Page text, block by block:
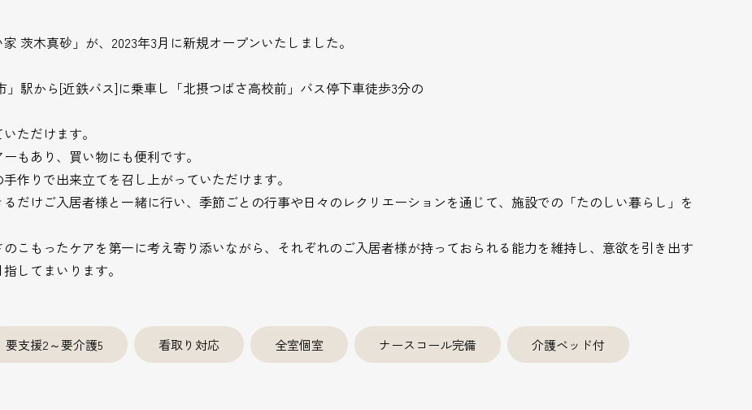
茨木真砂」が、2023年3月に新規オープンいたしました。
」駅から[近鉄バス]に乗車し「北摂つばさ高校前」バス停下車徒歩3分の
ただけます。
もあり、買い物にも便利です。
作りで出来立てを召し上がっていただけます。
だけご入居者様と一緒に行い、季節ごとの行事や日々のレクリエーションを通じて、施設での「たのしい暮らし」を
こもったケアを第一に考え寄り添いながら、それぞれのご入居者様が持っておられる能力を維持し、意欲を引き出す
してまいります。
要支援2～要介護5 看取り対応 全室個室 ナースコール完備 介護ベッド付